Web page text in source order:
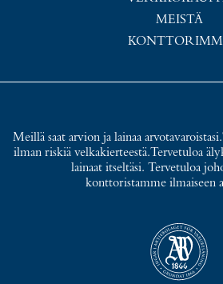
MEISTÄ
Meillä saat arvion ja lainaa
ilman riskiä velkakierteestä. Tervetuloa
lainaat itseltäsi. Tervetuloa
konttoristamme ilmaiseen